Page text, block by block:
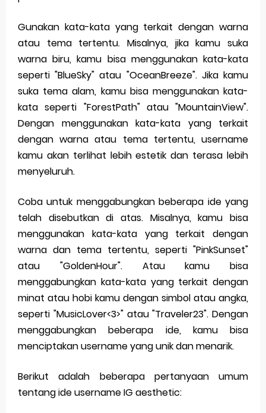
Gunakan kata-kata yang terkait dengan warna
atau tema tertentu. Misalnya, jika kamu suka
warna biru, kamu bisa menggunakan kata-kata
seperti "BlueSky" atau "OceanBreeze". Jika kamu
suka tema alam, kamu bisa menggunakan kata-
kata seperti "ForestPath" atau "MountainView".
Dengan menggunakan kata-kata yang terkait
dengan warna atau tema tertentu, username
kamu akan terlihat lebih estetik dan terasa lebih
menyeluruh.
Coba untuk menggabungkan beberapa ide yang
telah disebutkan di atas. Misalnya, kamu bisa
menggunakan kata-kata yang terkait dengan
warna dan tema tertentu, seperti "PinkSunset"
atau "GoldenHour". Atau kamu bisa
menggabungkan kata-kata yang terkait dengan
minat atau hobi kamu dengan simbol atau angka,
seperti "MusicLover<3>" atau "Traveler23". Dengan
menggabungkan beberapa ide, kamu bisa
menciptakan username yang unik dan menarik.
Berikut adalah beberapa pertanyaan umum
tentang ide username IG aesthetic: